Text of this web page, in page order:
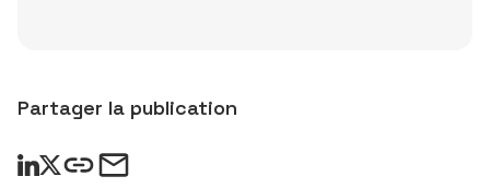
Partager la publication